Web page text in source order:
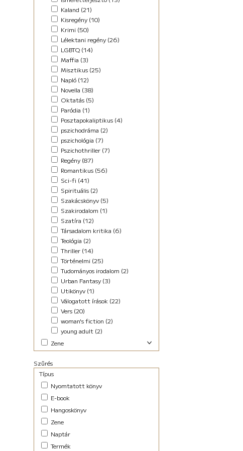
Paródia (3)
Regény (42)
Romantikus (29)
Sci-fi (14)
Steampunk (1)
Urban Fantasy (2)
Utikönyv (8)
Válogatott írások (48)
Vers (17)
Kaland (21)
Kisregény (10)
Krimi (50)
Lélektani regény (26)
LGBTQ (14)
Maffia (3)
Misztikus (25)
Napló (12)
Novella (38)
Oktatás (5)
Paródia (1)
Posztapokaliptikus (4)
pszichodráma (2)
pszichológia (7)
Pszichothriller (7)
Regény (87)
Romantikus (56)
Sci-fi (41)
Spirituális (2)
Szakácskönyv (5)
Szakirodalom (1)
Szatíra (12)
Társadalom kritika (6)
Teológia (2)
Thriller (14)
Történelmi (25)
Tudományos irodalom (2)
Urban Fantasy (3)
Utikönyv (1)
Válogatott írások (22)
Vers (20)
woman's fiction (2)
young adult (2)
Zene
Szűrés
Típus
Nyomtatott könyv
E-book
Hangoskönyv
Zene
Naptár
Termék